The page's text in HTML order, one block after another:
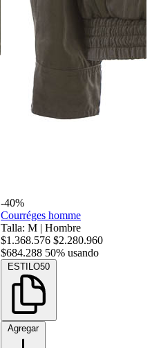
-40%
Courréges homme
Talla: M | Hombre
$1.368.576 $2.280.960
$684.288 50% usando
ESTILO50
Agregar